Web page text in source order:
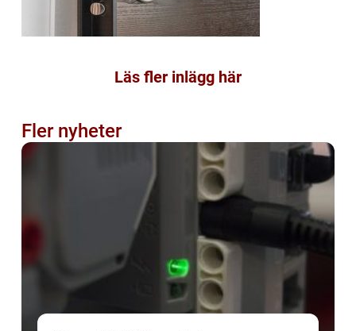
Läs fler inlägg här
Fler nyheter